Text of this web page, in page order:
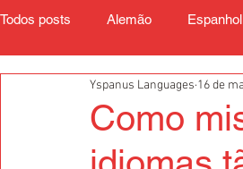
Todos posts Alemão Espanhol
Como
Yspanus Languages 16 de